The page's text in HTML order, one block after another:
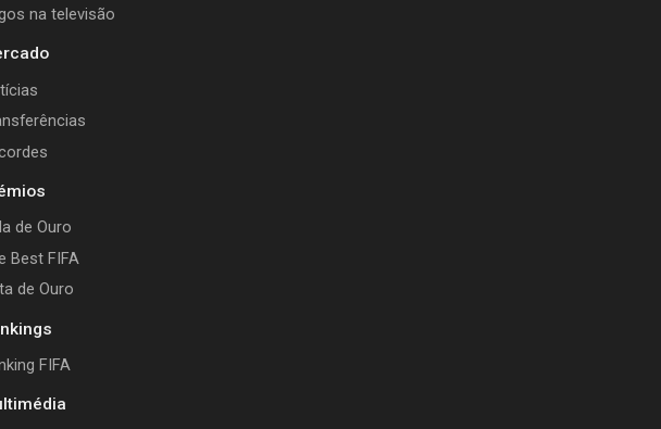
na televisão
de Ouro
Best FIFA
de Ouro
FIFA